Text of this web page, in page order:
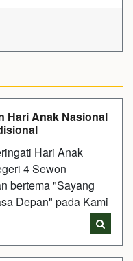
Hari Anak Nasional
Hari Anak
4 Sewon
bertema "Sayang
Depan" pada Kami